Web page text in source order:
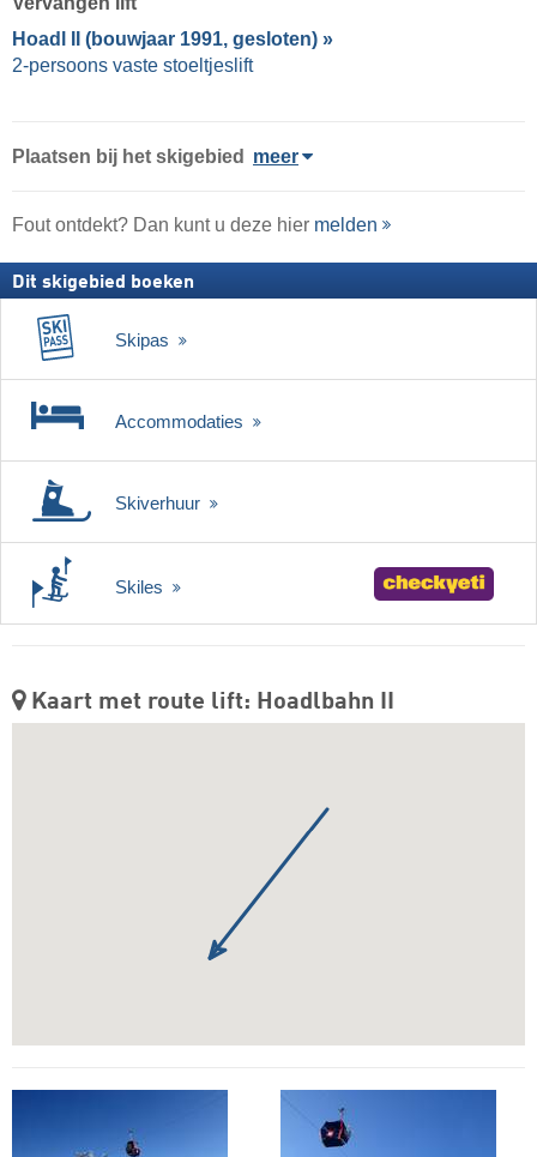
Hoadl II (bouwjaar 1991, gesloten) »
2-persoons vaste stoeltjeslift
Plaatsen bij het skigebied meer
Fout ontdekt? Dan kunt u deze hier melden
Dit skigebied boeken
Skipas
Accommodaties
Skiverhuur
Skiles
Kaart met route lift: Hoadlbahn II